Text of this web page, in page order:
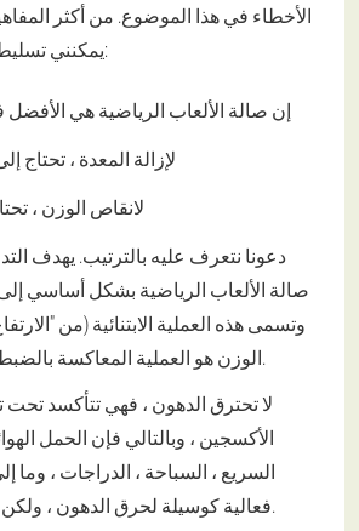
الأخطاء في هذا الموضوع. من أكثر
يمكنني تسليط الضوء على ما يلي:
إن صالة الألعاب الرياضية هي
لإزالة المعدة ، تحتاج
لانقاص الوزن ،
دعونا نتعرف عليه بالترتيب. يهدف
صالة الألعاب الرياضية بشكل أساسي إلى
وتسمى هذه العملية الابتنائية (من
الوزن هو العملية المعاكسة بالضبط التي تسمية التهدم.
لا تحترق الدهون ، فهي تتأكسد تحت
الأكسجين ، وبالتالي فإن الحمل
السريع ، السباحة ، الدراجات ، وما
فعالية كوسيلة لحرق الدهون ، ولكن على المدى القصير.